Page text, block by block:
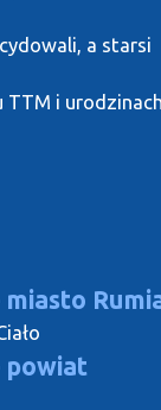
a starsi
TTM i
powiat